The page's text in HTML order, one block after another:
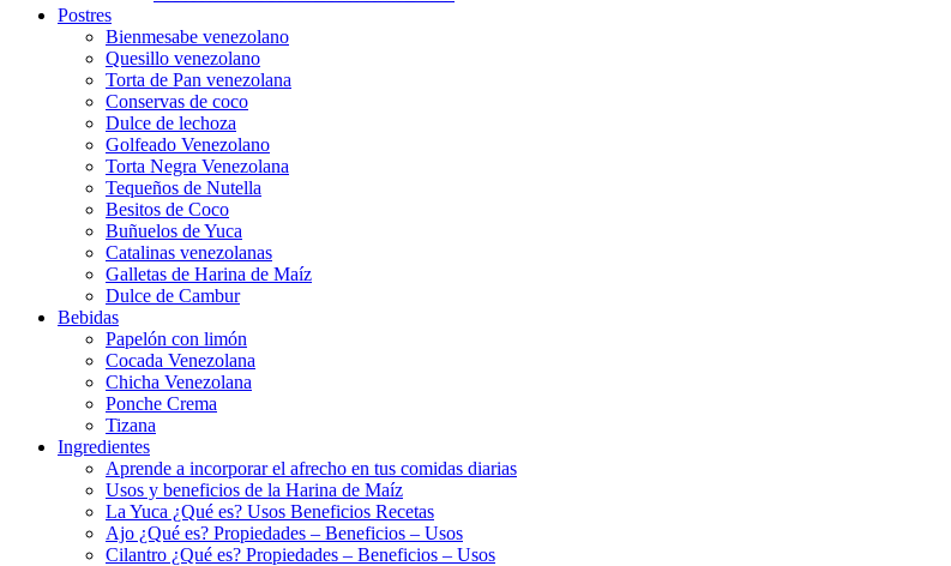
Postres
Bienmesabe venezolano
Quesillo venezolano
Torta de Pan venezolana
Conservas de coco
Dulce de lechoza
Golfeado Venezolano
Torta Negra Venezolana
Tequeños de Nutella
Besitos de Coco
Buñuelos de Yuca
Catalinas venezolanas
Galletas de Harina de Maíz
Dulce de Cambur
Bebidas
Papelón con limón
Cocada Venezolana
Chicha Venezolana
Ponche Crema
Tizana
Ingredientes
Aprende a incorporar el afrecho en tus comidas diarias
Usos y beneficios de la Harina de Maíz
La Yuca ¿Qué es? Usos Beneficios Recetas
Ajo ¿Qué es? Propiedades – Beneficios – Usos
Cilantro ¿Qué es? Propiedades – Beneficios – Usos